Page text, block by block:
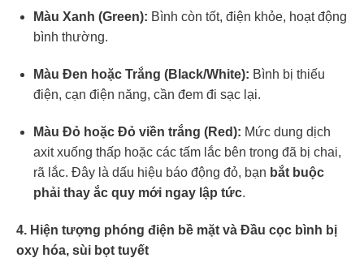
Màu Xanh (Green): Bình còn tốt, điện khỏe, hoạt động
bình thường.
Màu Đen hoặc Trắng (Black/White): Bình bị thiếu
điện, cạn điện năng, cần đem đi sạc lại.
Màu Đỏ hoặc Đỏ viền trắng (Red): Mức dung dịch
axit xuống thấp hoặc các tấm lắc bên trong đã bị chai,
rã lắc. Đây là dấu hiệu báo động đỏ, bạn bắt buộc
phải thay ắc quy mới ngay lập tức.
4. Hiện tượng phóng điện bề mặt và Đầu cọc bình bị
oxy hóa, sùi bọt tuyết